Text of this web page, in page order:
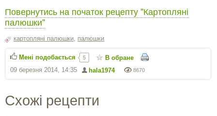
Повернутись на початок рецепту "Картопляні
палюшки"
картопляні палюшки палюшки
8670
hala1974
09 березня 2014, 14:35
Мені подобається 5 В обране
Схожі рецепти